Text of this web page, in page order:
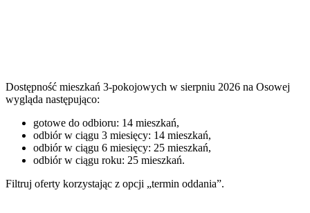
Dostępność mieszkań 3-pokojowych w sierpniu 2026 na Osowej
wygląda następująco:
gotowe do odbioru: 14 mieszkań,
odbiór w ciągu 3 miesięcy: 14 mieszkań,
odbiór w ciągu 6 miesięcy: 25 mieszkań,
odbiór w ciągu roku: 25 mieszkań.
Filtruj oferty korzystając z opcji „termin oddania”.